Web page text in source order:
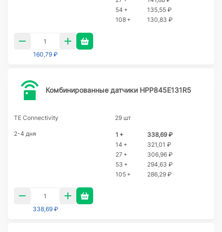
54 +
135,55 ₽
108 +
130,83 ₽
160,79 ₽
Комбинированные датчики HPP845E131R5
TE Connectivity 29 шт
2-4 дня 1 +
338,69 ₽
14 +
321,01 ₽
27 +
306,96 ₽
53 +
294,63 ₽
105 +
286,29 ₽
338,69 ₽